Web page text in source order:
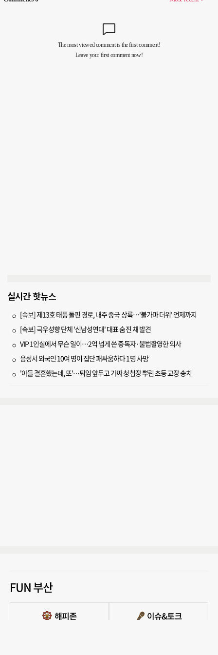
실시간 핫뉴스
[속보] 제13호 태풍 돌핀 경로, 내주 중국 상륙…'불가마 더위' 언제까지
[속보] 극우성향 단체 '신남성연대' 대표 숨진 채 발견
VIP 1인실에서 무슨 일이…2억 넘게 쓴 중독자·불법촬영한 의사
음성서 외국인 10여 명이 집단 패싸움하다 1명 사망
'아들 결혼했는데, 또'…퇴임 앞두고 가짜 청첩장 뿌린 초등 교장 송치
FUN 부산